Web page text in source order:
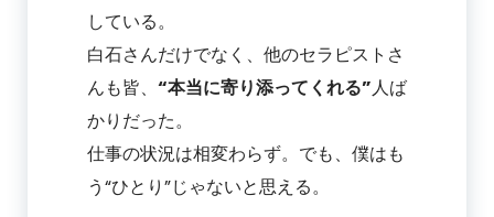
している。
白石さんだけでなく、他のセラピストさ
んも皆、 “本当に寄り添ってくれる”人ば
かりだった。
仕事の状況は相変わらず。でも、僕はも
う“ひとり”じゃないと思える。